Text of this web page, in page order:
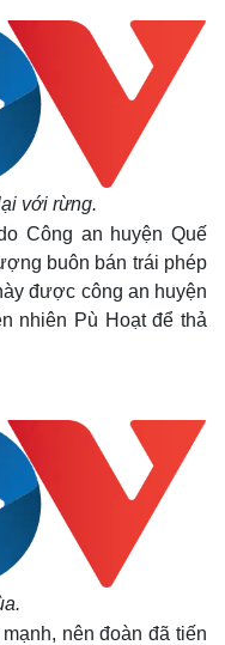
với rừng.
Công an huyện Quế
buôn bán trái phép
được công an huyện
nhiên Pù Hoạt để thả
nên đoàn đã tiến